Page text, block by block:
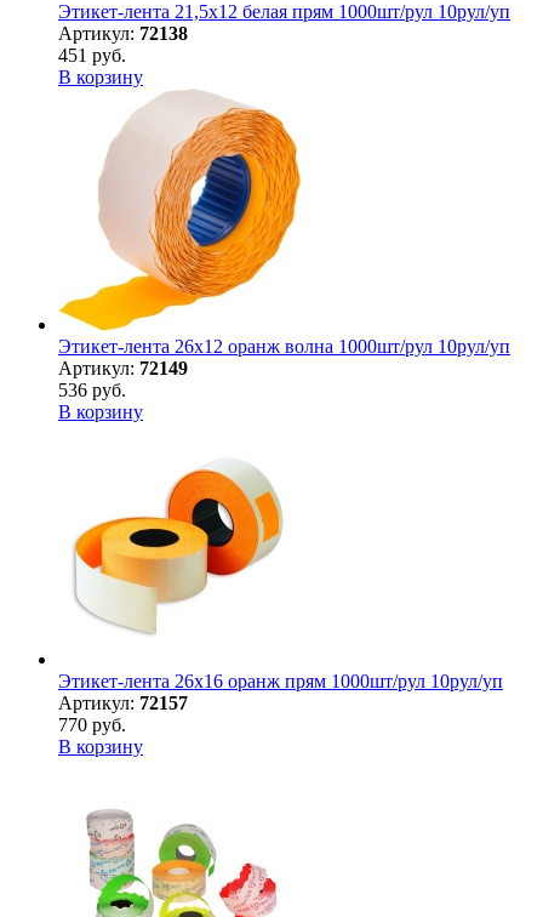
Этикет-лента 21,5х12 белая прям 1000шт/рул 10рул/уп
Артикул: 72138
451 руб.
В корзину
Этикет-лента 26х12 оранж волна 1000шт/рул 10рул/уп
Артикул: 72149
536 руб.
В корзину
Этикет-лента 26х16 оранж прям 1000шт/рул 10рул/уп
Артикул: 72157
770 руб.
В корзину